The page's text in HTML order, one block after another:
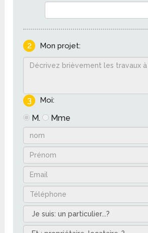
2 Mon projet:
3 Moi:
M. Mme